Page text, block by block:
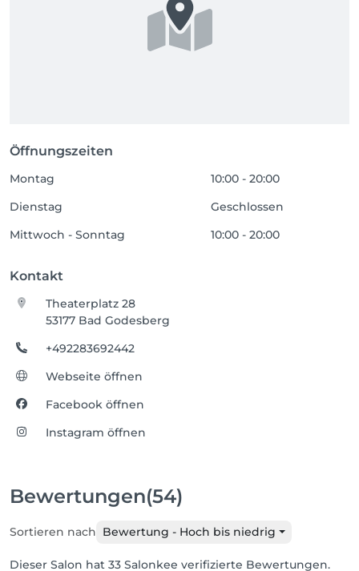
Öffnungszeiten
Montag
10:00 - 20:00
Dienstag
Geschlossen
Mittwoch - Sonntag
10:00 - 20:00
Kontakt
Theaterplatz 28
53177 Bad Godesberg
+492283692442
Webseite öffnen
Facebook öffnen
Instagram öffnen
Bewertungen(54)
Sortieren nach Bewertung - Hoch bis niedrig
Dieser Salon hat 33 Salonkee verifizierte Bewertungen.